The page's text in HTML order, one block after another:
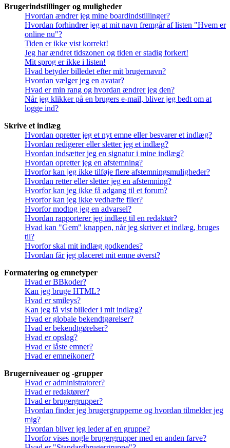
Brugerindstillinger og muligheder
Hvordan ændrer jeg mine boardindstillinger?
Hvordan forhindrer jeg at mit navn fremgår af listen "Hvem er
online nu"?
Tiden er ikke vist korrekt!
Jeg har ændret tidszonen og tiden er stadig forkert!
Mit sprog er ikke i listen!
Hvad betyder billedet efter mit brugernavn?
Hvordan vælger jeg en avatar?
Hvad er min rang og hvordan ændrer jeg den?
Når jeg klikker på en brugers e-mail, bliver jeg bedt om at
logge ind?
Skrive et indlæg
Hvordan opretter jeg et nyt emne eller besvarer et indlæg?
Hvordan redigerer eller sletter jeg et indlæg?
Hvordan indsætter jeg en signatur i mine indlæg?
Hvordan opretter jeg en afstemning?
Hvorfor kan jeg ikke tilføje flere afstemningsmuligheder?
Hvordan retter eller sletter jeg en afstemning?
Hvorfor kan jeg ikke få adgang til et forum?
Hvorfor kan jeg ikke vedhæfte filer?
Hvorfor modtog jeg en advarsel?
Hvordan rapporterer jeg indlæg til en redaktør?
Hvad kan "Gem" knappen, når jeg skriver et indlæg, bruges
til?
Hvorfor skal mit indlæg godkendes?
Hvordan får jeg placeret mit emne øverst?
Formatering og emnetyper
Hvad er BBkoder?
Kan jeg bruge HTML?
Hvad er smileys?
Kan jeg få vist billeder i mit indlæg?
Hvad er globale bekendtgørelser?
Hvad er bekendtgørelser?
Hvad er opslag?
Hvad er låste emner?
Hvad er emneikoner?
Brugerniveauer og -grupper
Hvad er administratorer?
Hvad er redaktører?
Hvad er brugergrupper?
Hvordan finder jeg brugergrupperne og hvordan tilmelder jeg
mig?
Hvordan bliver jeg leder af en gruppe?
Hvorfor vises nogle brugergrupper med en anden farve?